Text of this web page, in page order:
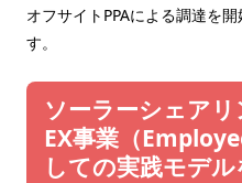
オフサイトPPAによる調達を
す。
ソーラーシェアリ
EX事業（
しての実践モデ